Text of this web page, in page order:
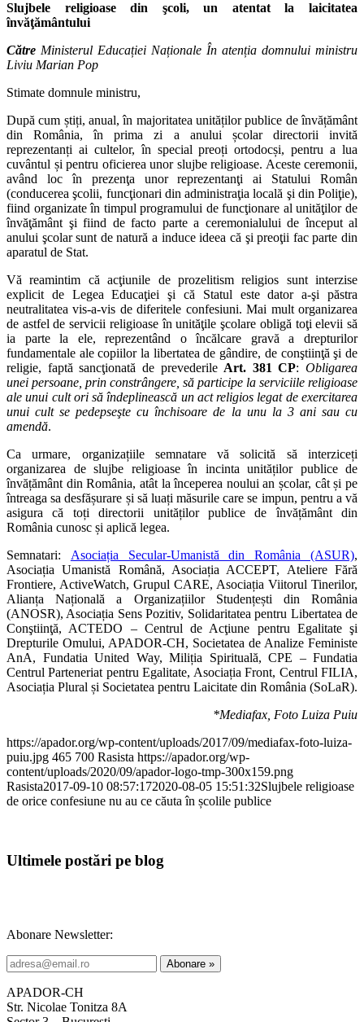
Slujbele religioase din şcoli, un atentat la laicitatea
învăţământului
Către Ministerul Educației Naționale În atenția domnului ministru
Liviu Marian Pop
Stimate domnule ministru,
După cum știți, anual, în majoritatea unităților publice de învățământ
din România, în prima zi a anului școlar directorii invită
reprezentanți ai cultelor, în special preoți ortodocși, pentru a lua
cuvântul și pentru oficierea unor slujbe religioase. Aceste ceremonii,
având loc în prezenţa unor reprezentanţi ai Statului Român
(conducerea şcolii, funcţionari din administraţia locală şi din Poliţie),
fiind organizate în timpul programului de funcţionare al unităţilor de
învăţământ şi fiind de facto parte a ceremonialului de început al
anului şcolar sunt de natură a induce ideea că şi preoţii fac parte din
aparatul de Stat.
Vă reamintim că acţiunile de prozelitism religios sunt interzise
explicit de Legea Educaţiei şi că Statul este dator a-şi păstra
neutralitatea vis-a-vis de diferitele confesiuni. Mai mult organizarea
de astfel de servicii religioase în unităţile şcolare obligă toţi elevii să
ia parte la ele, reprezentând o încălcare gravă a drepturilor
fundamentale ale copiilor la libertatea de gândire, de conştiinţă şi de
religie, faptă sancţionată de prevederile Art. 381 CP: Obligarea
unei persoane, prin constrângere, să participe la serviciile religioase
ale unui cult ori să îndeplinească un act religios legat de exercitarea
unui cult se pedepseşte cu închisoare de la unu la 3 ani sau cu
amendă.
Ca urmare, organizațiile semnatare vă solicită să interziceți
organizarea de slujbe religioase în incinta unităților publice de
învățământ din România, atât la începerea noului an școlar, cât și pe
întreaga sa desfășurare și să luați măsurile care se impun, pentru a vă
asigura că toți directorii unităților publice de învățământ din
România cunosc și aplică legea.
Semnatari: Asociația Secular-Umanistă din România (ASUR),
Asociația Umanistă Română, Asociația ACCEPT, Ateliere Fără
Frontiere, ActiveWatch, Grupul CARE, Asociația Viitorul Tinerilor,
Alianța Națională a Organizațiilor Studențești din România
(ANOSR), Asociația Sens Pozitiv, Solidaritatea pentru Libertatea de
Conştiinţă, ACTEDO – Centrul de Acţiune pentru Egalitate şi
Drepturile Omului, APADOR-CH, Societatea de Analize Feministe
AnA, Fundatia United Way, Miliția Spirituală, CPE – Fundatia
Centrul Parteneriat pentru Egalitate, Asociația Front, Centrul FILIA,
Asociația Plural și Societatea pentru Laicitate din România (SoLaR).
*Mediafax, Foto Luiza Puiu
https://apador.org/wp-content/uploads/2017/09/mediafax-foto-luiza-
puiu.jpg 465 700 Rasista https://apador.org/wp-
content/uploads/2020/09/apador-logo-tmp-300x159.png
Rasista2017-09-10 08:57:172020-08-05 15:51:32Slujbele religioase
de orice confesiune nu au ce căuta în școlile publice
Ultimele postări pe blog
Abonare Newsletter:
APADOR-CH
Str. Nicolae Tonitza 8A